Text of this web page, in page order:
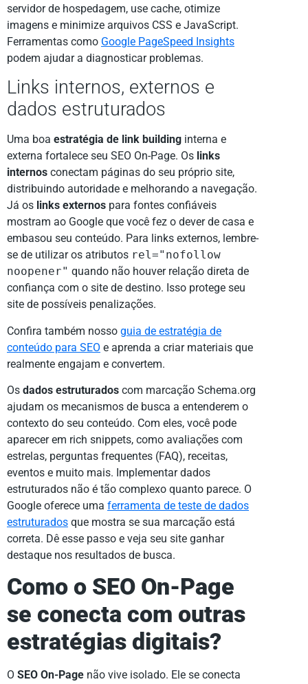
servidor de hospedagem, use cache, otimize
imagens e minimize arquivos CSS e JavaScript.
Ferramentas como Google PageSpeed Insights
podem ajudar a diagnosticar problemas.
Links internos, externos e
dados estruturados
Uma boa estratégia de link building interna e
externa fortalece seu SEO On-Page. Os links
internos conectam páginas do seu próprio site,
distribuindo autoridade e melhorando a navegação.
Já os links externos para fontes confiáveis
mostram ao Google que você fez o dever de casa e
embasou seu conteúdo. Para links externos, lembre-
se de utilizar os atributos rel="nofollow
noopener" quando não houver relação direta de
confiança com o site de destino. Isso protege seu
site de possíveis penalizações.
Confira também nosso guia de estratégia de
conteúdo para SEO e aprenda a criar materiais que
realmente engajam e convertem.
Os dados estruturados com marcação Schema.org
ajudam os mecanismos de busca a entenderem o
contexto do seu conteúdo. Com eles, você pode
aparecer em rich snippets, como avaliações com
estrelas, perguntas frequentes (FAQ), receitas,
eventos e muito mais. Implementar dados
estruturados não é tão complexo quanto parece. O
Google oferece uma ferramenta de teste de dados
estruturados que mostra se sua marcação está
correta. Dê esse passo e veja seu site ganhar
destaque nos resultados de busca.
Como o SEO On-Page
se conecta com outras
estratégias digitais?
O SEO On-Page não vive isolado. Ele se conecta